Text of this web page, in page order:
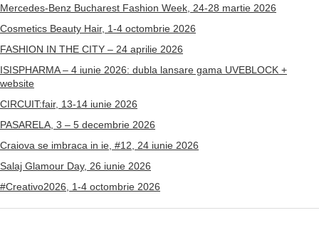
Mercedes-Benz Bucharest Fashion Week, 24-28 martie 2026
Cosmetics Beauty Hair, 1-4 octombrie 2026
FASHION IN THE CITY – 24 aprilie 2026
ISISPHARMA – 4 iunie 2026: dubla lansare gama UVEBLOCK +
website
CIRCUIT:fair, 13-14 iunie 2026
PASARELA, 3 – 5 decembrie 2026
Craiova se imbraca in ie, #12, 24 iunie 2026
Salaj Glamour Day, 26 iunie 2026
#Creativo2026, 1-4 octombrie 2026